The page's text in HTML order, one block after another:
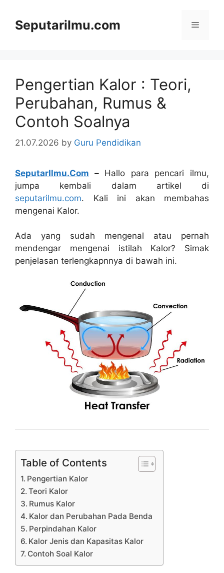
contentSeputarilmu.com Menu
Pengertian Kalor : Teori,
Perubahan, Rumus &
Contoh Soalnya
21.07.2026 by Guru Pendidikan
SeputarIlmu.Com –Hallo para pencari ilmu,
jumpa kembali dalam artikel di
seputarilmu.com. Kali ini akan membahas
mengenai Kalor.
Ada yang sudah mengenal atau pernah
mendengar mengenai istilah Kalor? Simak
penjelasan terlengkapnnya di bawah ini.
Table of Contents
Pengertian Kalor
Teori Kalor
Rumus Kalor
Kalor dan Perubahan Pada Benda
Perpindahan Kalor
Kalor Jenis dan Kapasitas Kalor
Contoh Soal Kalor